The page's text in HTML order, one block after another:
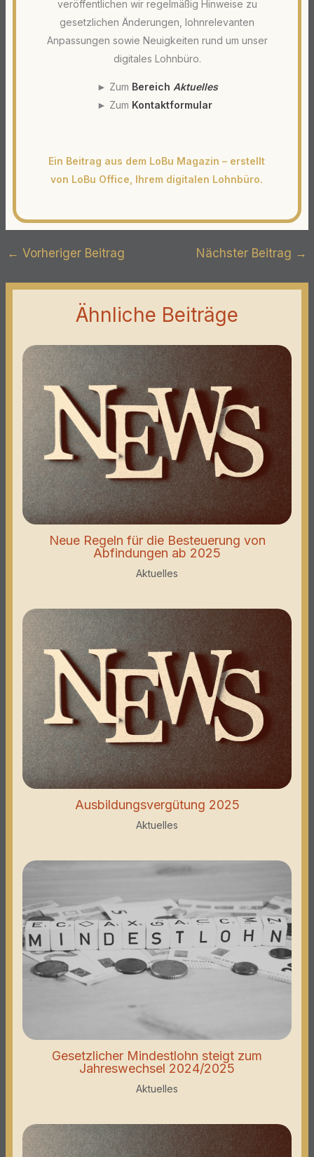
veröffentlichen wir regelmäßig Hinweise zu
gesetzlichen Änderungen, lohnrelevanten
Anpassungen sowie Neuigkeiten rund um unser
digitales Lohnbüro.
► Zum Bereich Aktuelles
► Zum Kontaktformular
Ein Beitrag aus dem LoBu Magazin – erstellt
von LoBu Office, Ihrem digitalen Lohnbüro.
← Vorheriger Beitrag Nächster Beitrag →
Ähnliche Beiträge
Neue Regeln für die Besteuerung von
Abfindungen ab 2025
Aktuelles
Ausbildungsvergütung 2025
Aktuelles
Gesetzlicher Mindestlohn steigt zum
Jahreswechsel 2024/2025
Aktuelles